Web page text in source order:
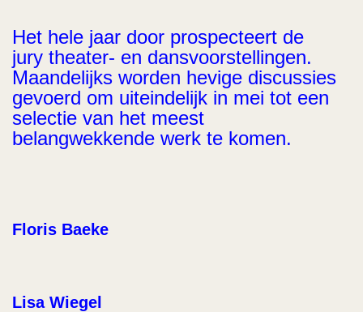
Het hele jaar door prospecteert de
jury theater- en dansvoorstellingen.
Maandelijks worden hevige discussies
gevoerd om uiteindelijk in mei tot een
selectie van het meest
belangwekkende werk te komen.
Floris Baeke
Lisa Wiegel